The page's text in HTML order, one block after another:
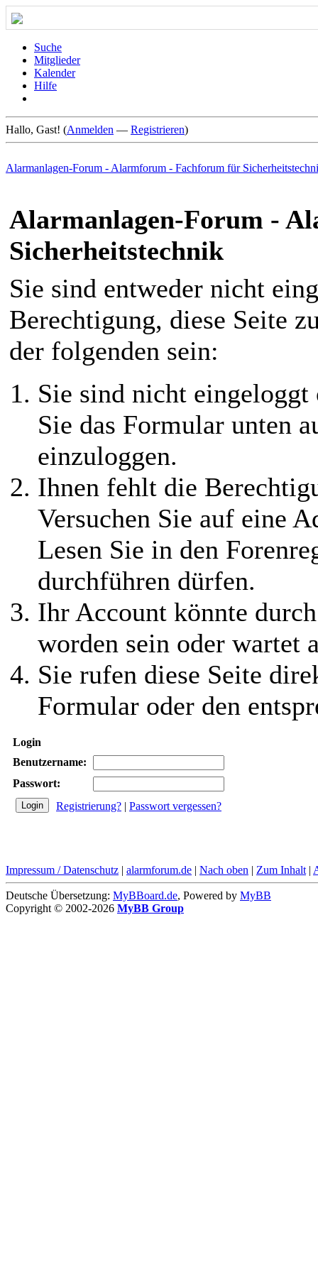
Suche
Mitglieder
Kalender
Hilfe
Hallo, Gast! (Anmelden — Registrieren)
Alarmanlagen-Forum - Alarmforum - Fachforum für
Alarmanlagen-Forum -
Sicherheitstechnik
Sie sind entweder nicht
Berechtigung, diese Seite
der folgenden sein:
Sie sind nicht
Sie das Formular unten
einzuloggen.
Ihnen fehlt die
Versuchen Sie auf eine
Lesen Sie in den
durchführen dürfen.
Ihr Account könnte
worden sein oder wartet
Sie rufen diese Seite
Formular oder den
Login
Benutzername:
Passwort:
Registrierung? | Passwort vergessen?
Impressum / Datenschutz | alarmforum.de | Nach oben | Zum Inhalt |
Deutsche Übersetzung: MyBBoard.de, Powered by MyBB
Copyright © 2002-2026 MyBB Group